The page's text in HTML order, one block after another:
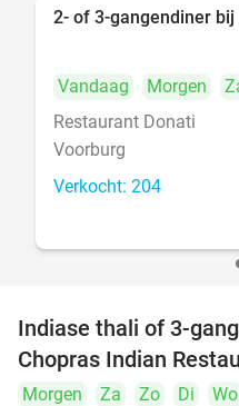
food
2- of 3-gangendiner
Vandaag Morgen
Restaurant Donati
Voorburg
Verkocht: 204
Indiase thali of 3-
Chopras Indian
Morgen Za Zo Di
Wo